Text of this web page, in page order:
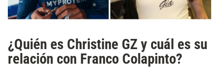
¿Quién es Christine GZ y cuál es su
relación con Franco Colapinto?